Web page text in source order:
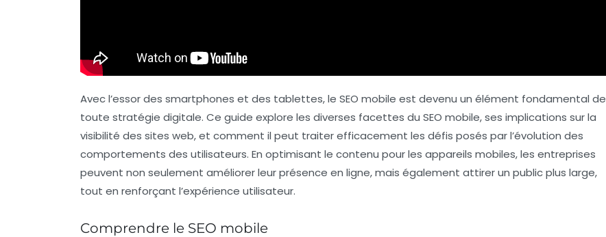
Avec l’essor des smartphones et des tablettes,le SEO mobile est devenu un élément fondamental de
toute stratégie digitale. Ce guide explore les diverses facettes du SEO mobile, ses implications sur la
visibilité des sites web, et comment il peut traiter efficacement les défis posés par l’évolution des
comportements des utilisateurs. En optimisant le contenu pour les appareils mobiles, les entreprises
peuvent non seulement améliorer leur présence en ligne, mais également attirer un public plus large,
tout en renforçant l’expérience utilisateur.
Comprendre le SEO mobile